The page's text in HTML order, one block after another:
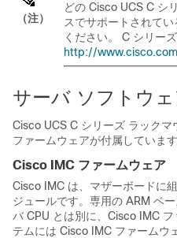
（注）
どの Cisco UCS C シ
スでサポートされて
ください。 C シリー
http://
サーバ ソフトウ
Cisco UCS C シリーズ ラックマ
ファームウェアが付属しています
Cisco IMC ファームウェア
Cisco IMC は、マザーボードに
ジュールです。専用の ARM ベ
バ CPU とは別に、 Cisco IMC フ
テムには Cisco IMC ファームウ